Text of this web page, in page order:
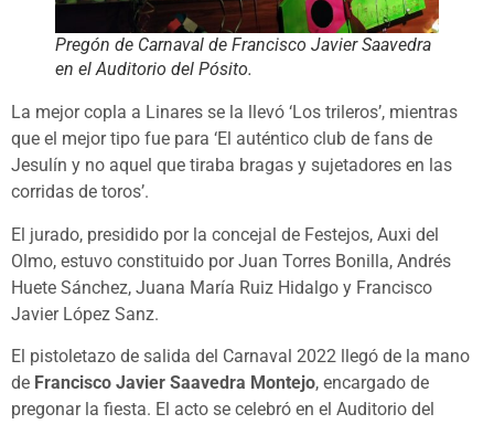
Pregón de Carnaval de Francisco Javier Saavedra
en el Auditorio del Pósito.
La mejor copla a Linares se la llevó ‘Los trileros’, mientras
que el mejor tipo fue para ‘El auténtico club de fans de
Jesulín y no aquel que tiraba bragas y sujetadores en las
corridas de toros’.
El jurado, presidido por la concejal de Festejos, Auxi del
Olmo, estuvo constituido por Juan Torres Bonilla, Andrés
Huete Sánchez, Juana María Ruiz Hidalgo y Francisco
Javier López Sanz.
El pistoletazo de salida del Carnaval 2022 llegó de la mano
de Francisco Javier Saavedra Montejo, encargado de
pregonar la fiesta. El acto se celebró en el Auditorio del